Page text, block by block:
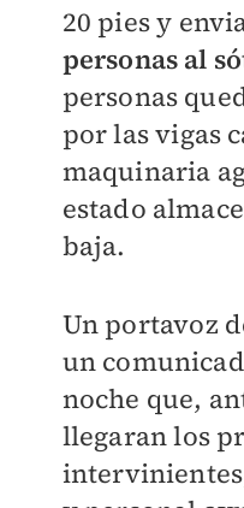
20 pies y
personas al
personas
por las vigas
maquinaria
estado
baja.
Un portavoz
un
noche que,
llegaran los